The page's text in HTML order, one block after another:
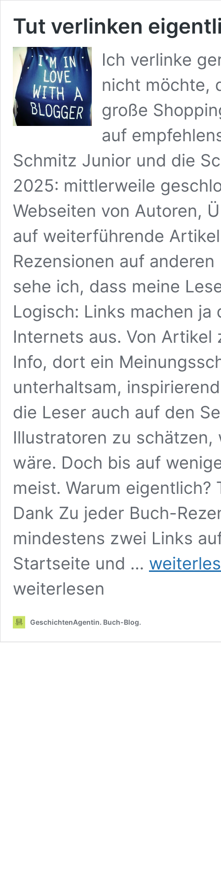
Tut verlinken
Ich verlinke
nicht möchte,
große
auf
Schmitz Junior und die
2025: mittlerweile
Webseiten von Autoren,
auf weiterführende
Rezensionen auf
sehe ich, dass meine
Logisch: Links machen
Internets aus. Von
Info, dort ein
unterhaltsam,
die Leser auch auf den
Illustratoren zu schätzen,
wäre. Doch bis auf
meist. Warum eigentlich?
Dank Zu jeder Buch-
mindestens zwei Links
Startseite und …
verlinken
weiterlesen
GeschichtenAgentin. Buch-Blog.